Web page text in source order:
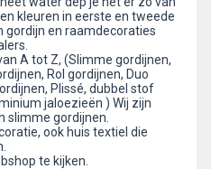
kleuren in eerste en tweede
gordijn en raamdecoraties
A tot Z, (Slimme gordijnen,
Rol gordijnen, Duo
Plissé, dubbel stof
jaloezieën ) Wij zijn
slimme gordijnen.
ook huis textiel die
te kijken.